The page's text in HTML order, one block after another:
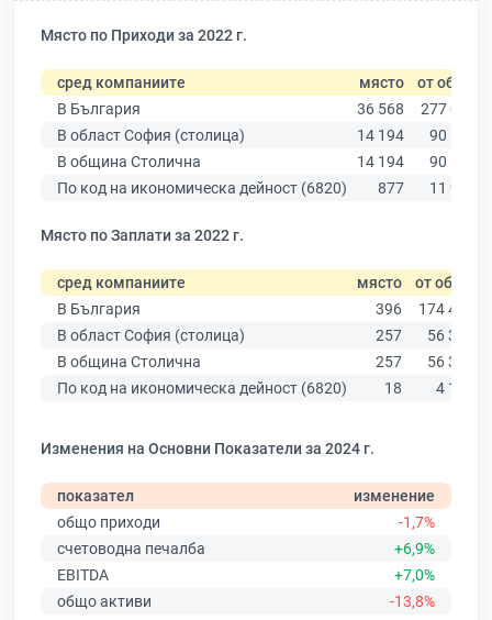
Място по Приходи за 2022 г.
сред компаниите място от общо
В България
36 568
277 019
В област София (столица)
14 194
90 178
В община Столична
14 194
90 178
По код на икономическа дейност (6820)
877 11 940
Място по Заплати за 2022 г.
сред компаниите място от общо
В България
396
174 403
В област София (столица)
257
56 378
В община Столична
257
56 378
По код на икономическа дейност (6820)
18 4 182
Изменения на Основни Показатели за 2024 г.
показател
изменение
общо приходи
-1,7%
счетоводна печалба
+6,9%
EBITDA
+7,0%
общо активи
-13,8%